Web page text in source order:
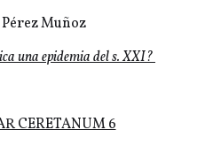
Muñoz
una epidemia del s. XXI?
CERETANUM 6